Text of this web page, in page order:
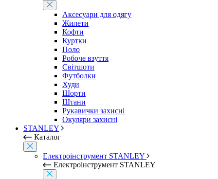
Аксесуари для одягу
Жилети
Кофти
Куртки
Поло
Робоче взуття
Світшоти
Футболки
Худи
Шорти
Штани
Рукавички захисні
Окуляри захисні
STANLEY
Каталог
Електроінструмент STANLEY
Електроінструмент STANLEY